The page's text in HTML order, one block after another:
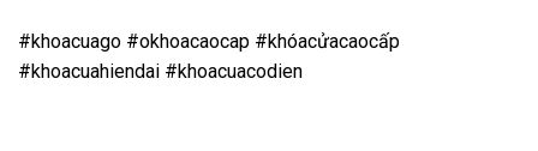
#khoacuago #okhoacaocap #khóacửacaocấp
#khoacuahiendai #khoacuacodien